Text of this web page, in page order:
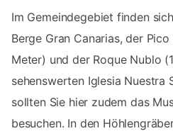
Im Gemeindegebiet finden
Berge Gran Canarias, der
Meter) und der Roque Nublo
sehenswerten Iglesia Nuestra
sollten Sie hier zudem das
besuchen. In den